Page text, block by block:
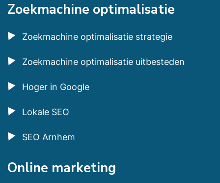
Zoekmachine optimalisatie
Zoekmachine optimalisatie strategie
Zoekmachine optimalisatie uitbesteden
Hoger in Google
Lokale SEO
SEO Arnhem
Online marketing